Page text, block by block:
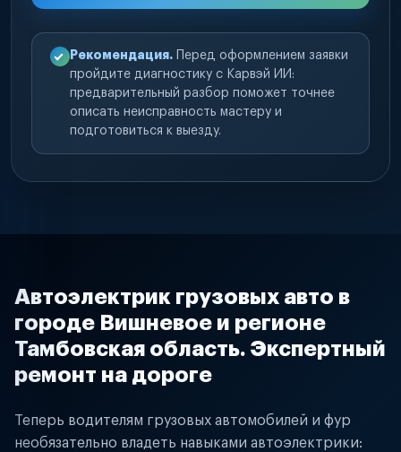
Рекомендация. Перед оформлением заявки
пройдите диагностику с Карвэй ИИ:
предварительный разбор поможет точнее
описать неисправность мастеру и
подготовиться к выезду.
Автоэлектрик грузовых авто в
городе Вишневое и регионе
Тамбовская область. Экспертный
ремонт на дороге
Теперь водителям грузовых автомобилей и фур
необязательно владеть навыками автоэлектрики: